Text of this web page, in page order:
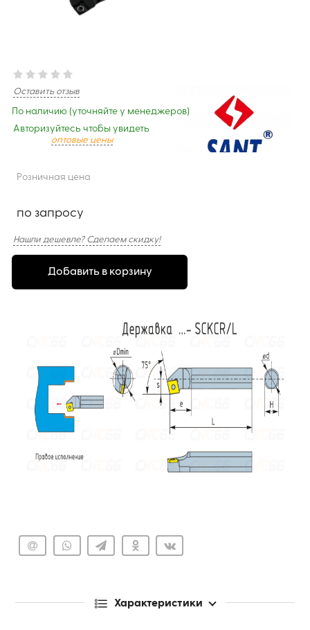
Оставить отзыв
По наличию (уточняйте у менеджеров)
Авторизуйтесь чтобы увидеть
оптовые цены
Розничная цена
по запросу
Нашли дешевле? Сделаем скидку!
Добавить в корзину
Характеристики